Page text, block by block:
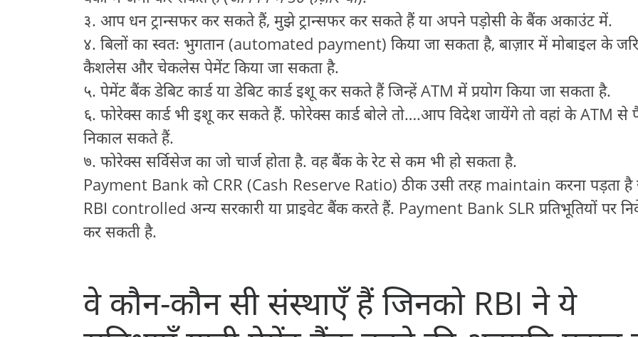
३. आप धन ट्रान्सफर कर सकते हैं, मुझे ट्रान्सफर कर सकते हैं या अपने पड़ोसी के बैंक अकाउंट में.
४. बिलों का स्वतः भुगतान (automated payment) किया जा सकता है, बाज़ार में मोबाइल के
कैशलेस और चेकलेस पेमेंट किया जा सकता है.
५. पेमेंट बैंक डेबिट कार्ड या डेबिट कार्ड इशू कर सकते हैं जिन्हें ATM में प्रयोग किया जा सकता है.
६. फोरेक्स कार्ड भी इशू कर सकते हैं. फोरेक्स कार्ड बोले तो….आप विदेश जायेंगे तो वहां के ATM से
निकाल सकते हैं.
७. फोरेक्स सर्विसेज का जो चार्ज होता है. वह बैंक के रेट से कम भी हो सकता है.
Payment Bank को CRR (Cash Reserve Ratio) ठीक उसी तरह maintain करना पड़ता
RBI controlled अन्य सरकारी या प्राइवेट बैंक करते हैं. Payment Bank SLR प्रतिभूतियों पर
कर सकती है.
वे कौन-कौन सी संस्थाएँ हैं जिनको RBI ने ये